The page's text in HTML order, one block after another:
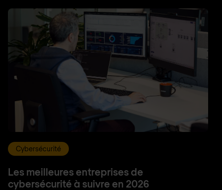
Cybersécurité
Les meilleures entreprises de
cybersécurité à suivre en 2026